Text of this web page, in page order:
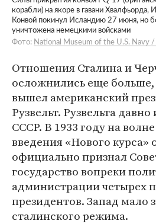
корабли) на якоре в гавани Хвалфьорда,
Конвой покинул Исландию 27 июня, но
уничтожена немецкими войсками
Фото: National Museum of the U.S. Navy
Отношения Сталина и
осложнились еще больше,
вышел американский
Рузвельт. Рузвельта
СССР. В 1933 году на
введения «Нового курса»
официально признал
государство вопреки
администрации четырех
президентов. Запад мало
сталинского режима.